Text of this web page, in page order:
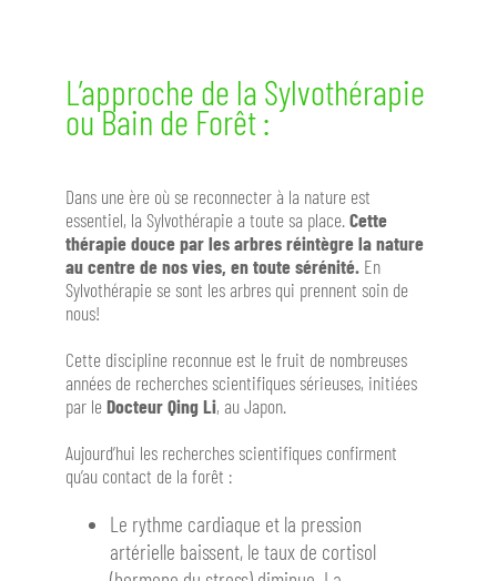
L’approche de la Sylvothérapie
ou Bain de Forêt :
Dans une ère où se reconnecter à la nature est
essentiel, la Sylvothérapie a toute sa place.Cette
thérapie douce par les arbres réintègre la nature
au centre de nos vies, en toute sérénité. En
Sylvothérapie se sont les arbres qui prennent soin de
nous!
Cette discipline reconnue est le fruit de nombreuses
années de recherches scientifiques sérieuses, initiées
par leDocteur Qing Li, au Japon.
Aujourd’hui les recherches scientifiques confirment
qu’au contact de la forêt :
Le rythme cardiaque et la pression
artérielle baissent, le taux de cortisol